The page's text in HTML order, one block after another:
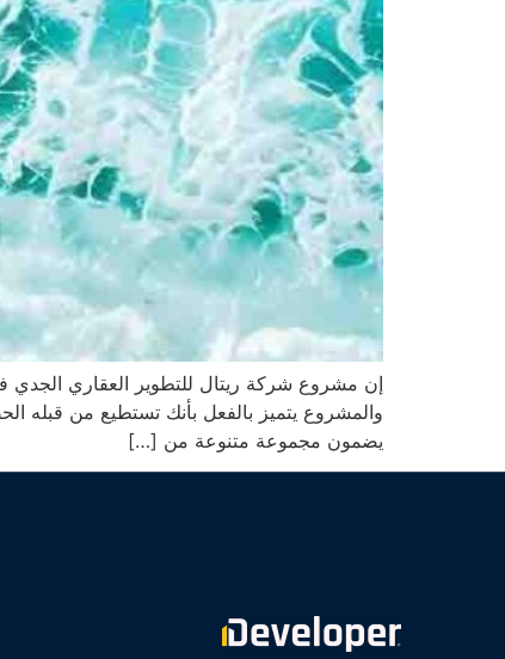
إن مشروع شركة ريتال للتطوير العقاري
يضمون مجموعة متنوعة من […]